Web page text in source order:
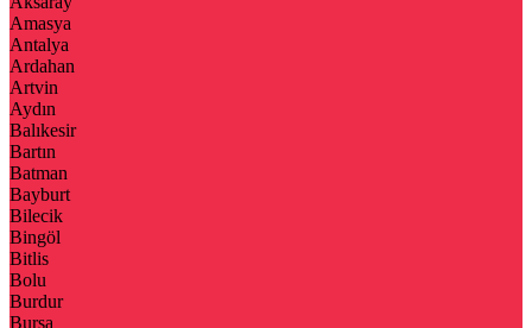
Amasya
Antalya
Ardahan
Artvin
Aydın
Balıkesir
Bartın
Batman
Bayburt
Bilecik
Bingöl
Bitlis
Bolu
Burdur
Bursa